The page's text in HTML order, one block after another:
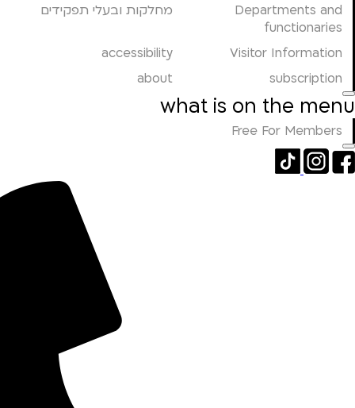
Departments and
functionaries
מחלקות ובעלי תפקידים
Visitor Information
accessibility
subscription
about
what is on the menu
Free For Members